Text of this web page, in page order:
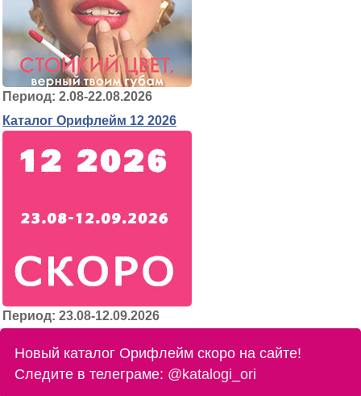
Период: 2.08-22.08.2026
Каталог Орифлейм 12 2026
Период: 23.08-12.09.2026
Новый каталог Орифлейм скоро на сайте!
Следите в телеграме: @katalogi_ori